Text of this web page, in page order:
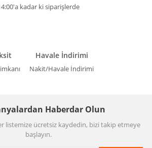
kadar ki siparişlerde
Havale İndirimi
Nakit/Havale İndirimi
Haberdar Olun
listemize ücretsiz kaydedin, bizi takip etmeye
başlayın.